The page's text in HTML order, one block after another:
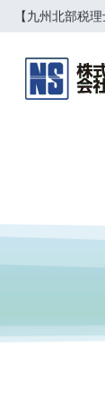
【九州北部税